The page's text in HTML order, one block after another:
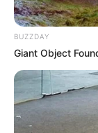
BUZZDAY
Giant Object